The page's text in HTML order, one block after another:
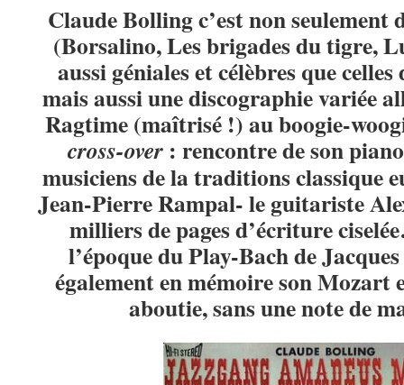
Claude Bolling c’est non seulement
(Borsalino, Les brigades du tigre,
aussi géniales et célèbres que
mais aussi une discographie variée
Ragtime (maîtrisé !) au boogie-
cross-over : rencontre de son
musiciens de la traditions classique
Jean-Pierre Rampal- le guitariste
milliers de pages d’écriture
l’époque du Play-Bach de
également en mémoire son Mozart
aboutie, sans une note de